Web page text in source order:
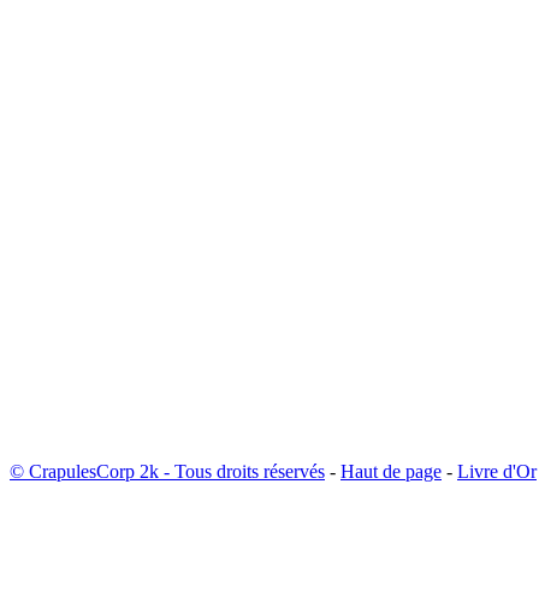
© CrapulesCorp 2k - Tous droits réservés - Haut de page - Livre d'Or